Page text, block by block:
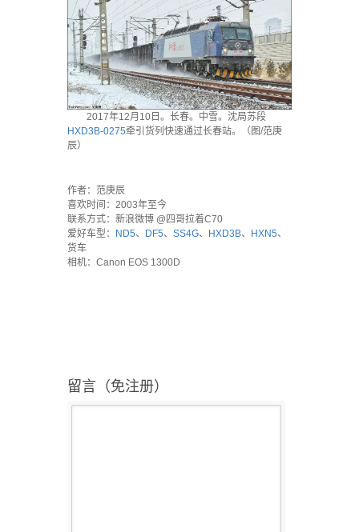
2017年12月10日。长春。中雪。沈局苏段
HXD3B-0275牵引货列快速通过长春站。（图/范庚
辰）
作者：范庚辰
喜欢时间：2003年至今
联系方式：新浪微博 @四哥拉着C70
爱好车型： ND5、 DF5、 SS4G、 HXD3B、 HXN5、
货车
相机：Canon EOS 1300D
留言（免注册）